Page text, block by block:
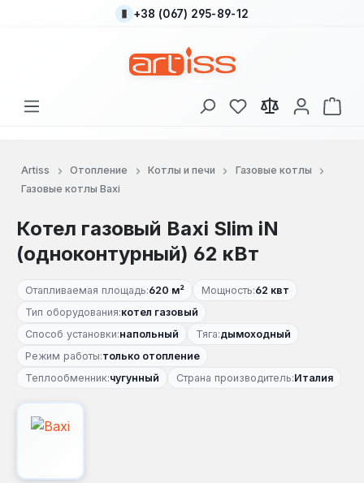
Перейти к основному содержанию
+38 (067) 295-89-12
У вас есть товары
В
Artiss Отопление Котлы и печи
Газовые котлы
Газовые котлы Baxi
Котел газовый Baxi Slim iN
(одноконтурный) 62 кВт
Отапливаемая площадь:620 м² Мощность:62 квт
Тип оборудования:котел газовый
Способ установки:напольный Тяга:дымоходный
Режим работы:только отопление
Теплообменник:чугунный Страна производитель:Италия